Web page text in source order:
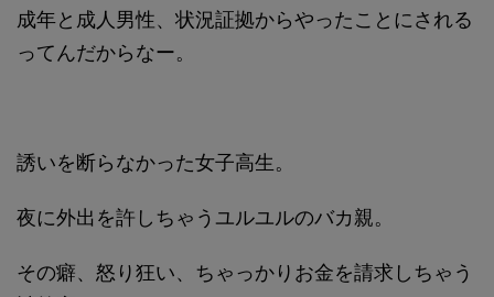
成年と成人男性、状況証拠からやったことにされる
ってんだからなー。
誘いを断らなかった女子高生。
夜に外出を許しちゃうユルユルのバカ親。
その癖、怒り狂い、ちゃっかりお金を請求しちゃう